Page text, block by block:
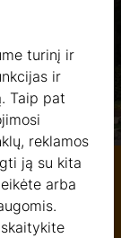
turinį ir
ir
Taip pat
reklamos
ją su kita
arba